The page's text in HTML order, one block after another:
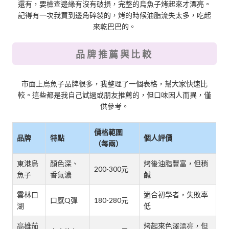
還有，要檢查邊緣有沒有破損，完整的烏魚子烤起來才漂亮。
記得有一次我買到邊角碎裂的，烤的時候油脂流失太多，吃起
來乾巴巴的。
品牌推薦與比較
市面上烏魚子品牌很多，我整理了一個表格，幫大家快速比
較。這些都是我自己試過或朋友推薦的，但口味因人而異，僅
供參考。
品牌 特點
價格範圍
（每兩）
個人評價
東港烏
魚子
顏色深、
香氣濃
200-300元
烤後油脂豐富，但稍
鹹
雲林口
湖
口感Q彈 180-280元
適合初學者，失敗率
低
高雄茄 烤起來色澤漂亮，但